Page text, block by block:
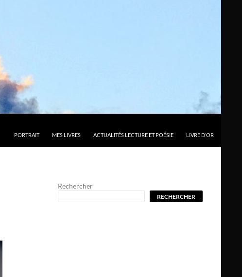
PORTRAIT MES LIVRES ACTUALITÉS LECTURE ET POÉSIE LIVRE D’OR
Rechercher
RECHERCHER